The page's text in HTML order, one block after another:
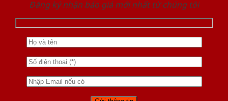
Đăng ký nhận báo giá mới nhất từ chúng tôi